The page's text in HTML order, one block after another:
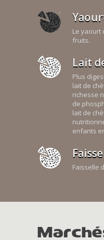
Le yaourt
fruits.
Lait
Plus
lait de
richesse
de
lait de
enfants
Faisselle